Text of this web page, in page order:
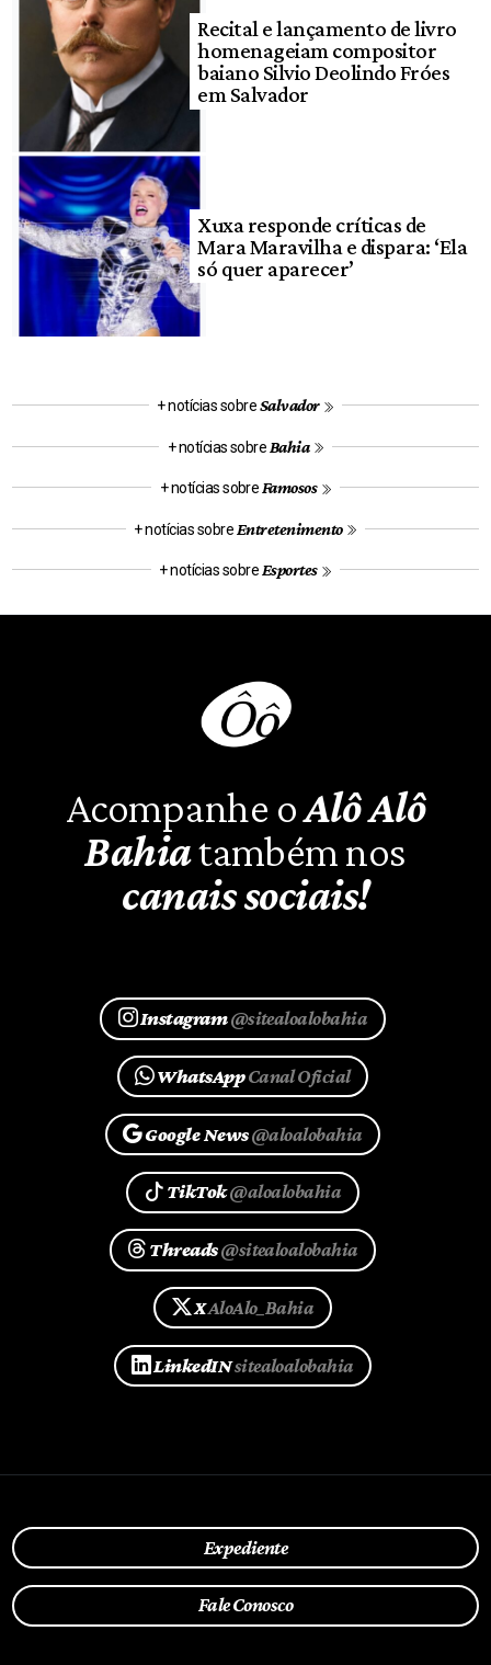
Recital e lançamento de livro
homenageiam compositor
baiano Silvio Deolindo Fróes
em Salvador
Xuxa responde críticas de
Mara Maravilha e dispara: ‘Ela
só quer aparecer’
+ notícias sobreSalvador
+ notícias sobre Bahia
+ notícias sobre Famosos
+ notícias sobre Entretenimento
+ notícias sobre Esportes
Acompanhe oAlô Alô
Bahiatambém nos
canais sociais!
Instagram@sitealoalobahia
WhatsAppCanal Oficial
Google News@aloalobahia
TikTok@aloalobahia
Threads@sitealoalobahia
XAloAlo_Bahia
LinkedINsitealoalobahia
Expediente
Fale Conosco